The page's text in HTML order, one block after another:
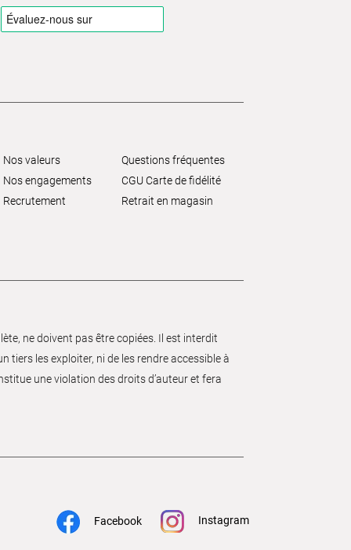
Nos valeurs
Nos engagements
Recrutement
Questions fréquentes
CGU Carte de fidélité
Retrait en magasin
ne doivent pas être copiées. Il est interdit
tiers les exploiter, ni de les rendre accessible à
une violation des droits d’auteur et fera
Facebook Instagram